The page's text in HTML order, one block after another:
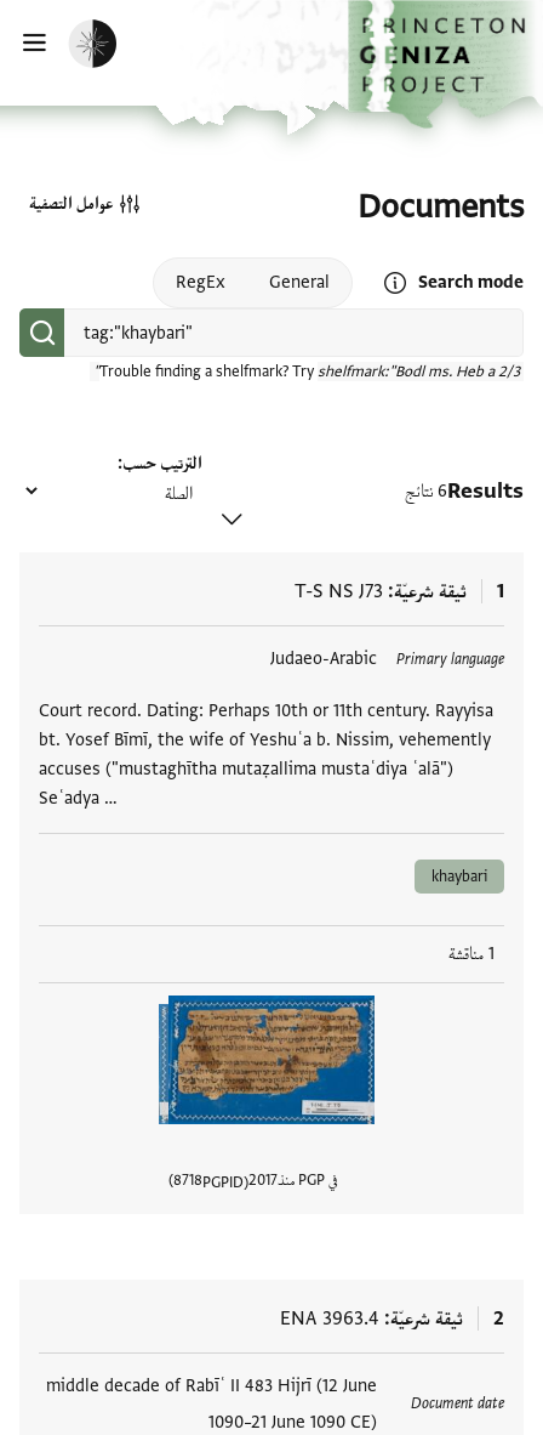
تخطي إلى المحتوى الرئيسي
الصفحة الرئيسية
تفعيل الوضع المظلم
Documents
Search mode
Open search mode help
General
RegEx
Trouble finding a shelfmark? Try shelfmark:"Bodl ms. Heb a 2/3"
عوامل التصفية
Results6 نتائج
الترتيب حسب
1 ثيقة شرعيّة T-S NS J73
Primary language
Judaeo-Arabic
Court record. Dating: Perhaps 10th or 11th century. Rayyisa
bt. Yosef Bīmī, the wife of Yeshuʿa b. Nissim, vehemently
accuses ("mustaghītha mutaẓallima mustaʿdiya ʿalā")
Seʿadya …
العلامات
khaybari
1 مناقشة
في PGP منذ 2017
PGPID
8718
2 ثيقة شرعيّة ENA 3963.4
Document date
middle decade of Rabīʿ II 483 Hijrī (12 June
1090–21 June 1090 CE)